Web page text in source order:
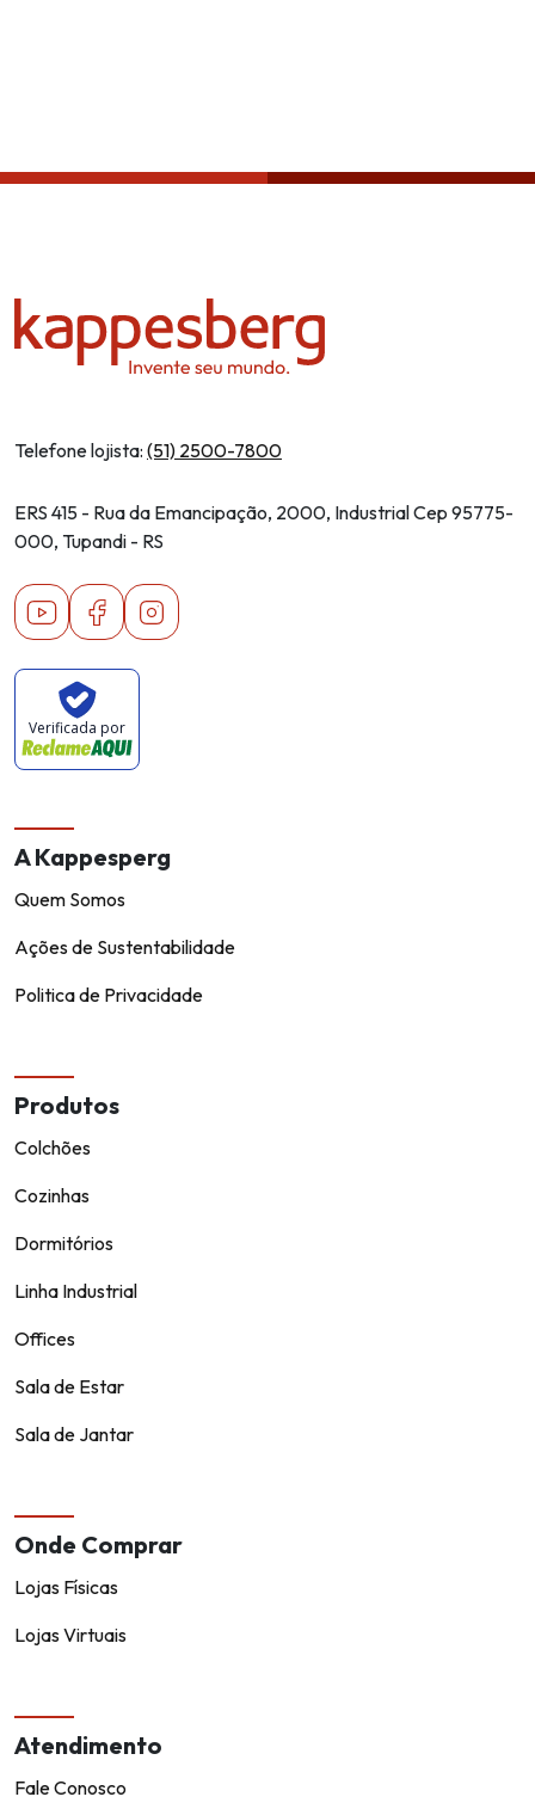
Telefone lojista: (51) 2500-7800
ERS 415 - Rua da Emancipação, 2000, Industrial Cep 95775-
000, Tupandi - RS
YoutubeFacebookInstagram
Verificada por
A Kappesperg
Quem Somos
Ações de Sustentabilidade
Politica de Privacidade
Produtos
Colchões
Cozinhas
Dormitórios
Linha Industrial
Offices
Sala de Estar
Sala de Jantar
Onde Comprar
Lojas Físicas
Lojas Virtuais
Atendimento
Fale Conosco